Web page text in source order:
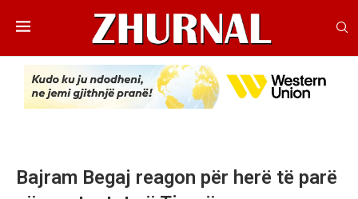
Bajram Begaj reagon për herë të parë